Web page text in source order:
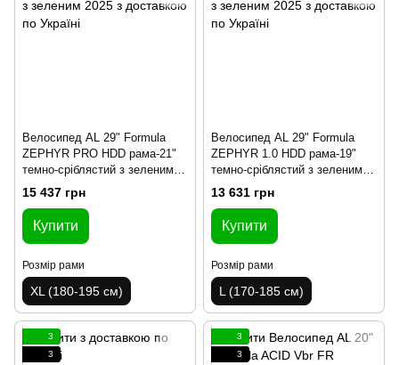
Велосипед AL 29" Formula
ZEPHYR PRO HDD рама-21"
темно-сріблястий з зеленим
2025
15 437 грн
Купити
Розмір рами
XL (180-195 см)
Велосипед AL 29" Formula
ZEPHYR 1.0 HDD рама-19"
темно-сріблястий з зеленим
2025
13 631 грн
Купити
Розмір рами
L (170-185 см)
3
3
3
3